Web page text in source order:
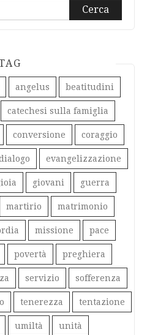
angelus beatitudini
catechesi sulla famiglia
conversione coraggio
evangelizzazione
giovani guerra
martirio matrimonio
missione pace
povertà preghiera
servizio sofferenza
tenerezza tentazione
umiltà unità